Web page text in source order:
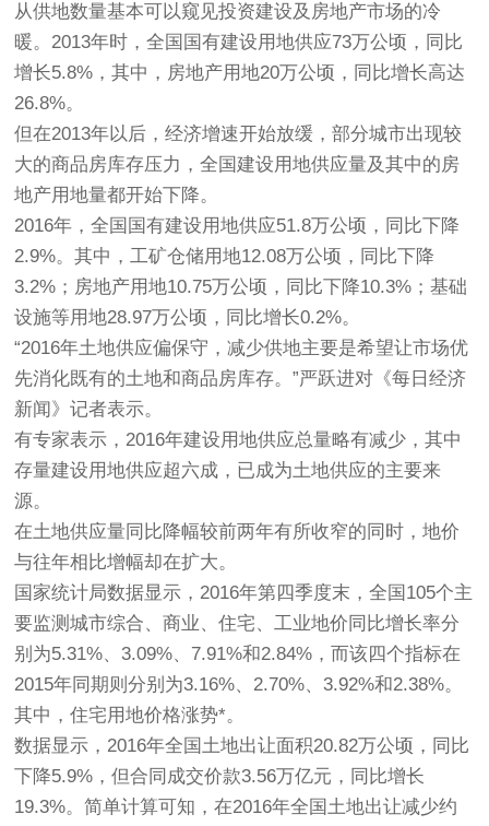
从供地数量基本可以窥见投资建设及房地产市场的冷
暖。2013年时，全国国有建设用地供应73万公顷，同比
增长5.8%，其中，房地产用地20万公顷，同比增长高达
26.8%。
但在2013年以后，经济增速开始放缓，部分城市出现较
大的商品房库存压力，全国建设用地供应量及其中的房
地产用地量都开始下降。
2016年，全国国有建设用地供应51.8万公顷，同比下降
2.9%。其中，工矿仓储用地12.08万公顷，同比下降
3.2%；房地产用地10.75万公顷，同比下降10.3%；基础
设施等用地28.97万公顷，同比增长0.2%。
“2016年土地供应偏保守，减少供地主要是希望让市场优
先消化既有的土地和商品房库存。”严跃进对《每日经济
新闻》记者表示。
有专家表示，2016年建设用地供应总量略有减少，其中
存量建设用地供应超六成，已成为土地供应的主要来
源。
在土地供应量同比降幅较前两年有所收窄的同时，地价
与往年相比增幅却在扩大。
国家统计局数据显示，2016年第四季度末，全国105个主
要监测城市综合、商业、住宅、工业地价同比增长率分
别为5.31%、3.09%、7.91%和2.84%，而该四个指标在
2015年同期则分别为3.16%、2.70%、3.92%和2.38%。
其中，住宅用地价格涨势*。
数据显示，2016年全国土地出让面积20.82万公顷，同比
下降5.9%，但合同成交价款3.56万亿元，同比增长
19.3%。简单计算可知，在2016年全国土地出让减少约